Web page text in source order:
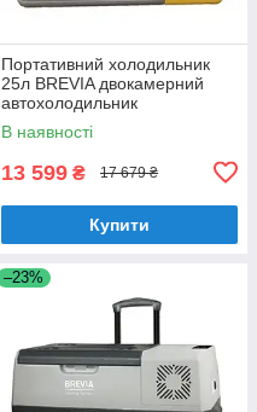
Портативний холодильник
25л BREVIA двокамерний
автохолодильник
пластиковий 12/24В 220В з
LG-компресором (22545)
В наявності
13 599 ₴ 17 679 ₴
Купити
–23%